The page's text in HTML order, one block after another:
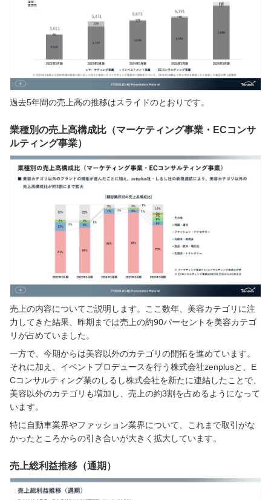
過去5年間の売上高の推移はスライドのとおりです。
業種別の売上高構成比（マーケティング事業・ECコンサ
ルティング事業）
売上の内容についてご説明します。ここ数年、美容カテゴリに注
力してきた結果、昨期までは売上の約90パーセントを美容カテゴ
リが占めていました。
一方で、今期からは美容以外のカテゴリの開拓を進めています。
それに加え、イベントプロデュースを行う株式会社zenplusと、E
Cコンサルティング業のしるし株式会社を新たに連結したことで、
美容以外のカテゴリも増加し、売上の約3割を占めるようになって
います。
特に自動車業界やファッション業界について、これまで取引がな
かったところからの引き合いが大きく拡大しています。
売上総利益推移（通期）